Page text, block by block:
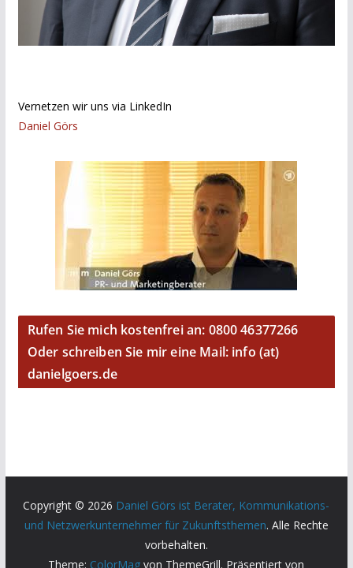
Vernetzen wir uns via LinkedIn
Daniel Görs
Rufen Sie mich kostenfrei an: 0800 46377266
Oder schreiben Sie mir eine Mail: info (at)
danielgoers.de
Copyright © 2026 Daniel Görs ist Berater, Kommunikations-
und Netzwerkunternehmer für Zukunftsthemen. Alle Rechte
vorbehalten.
Theme: ColorMag von ThemeGrill. Präsentiert von